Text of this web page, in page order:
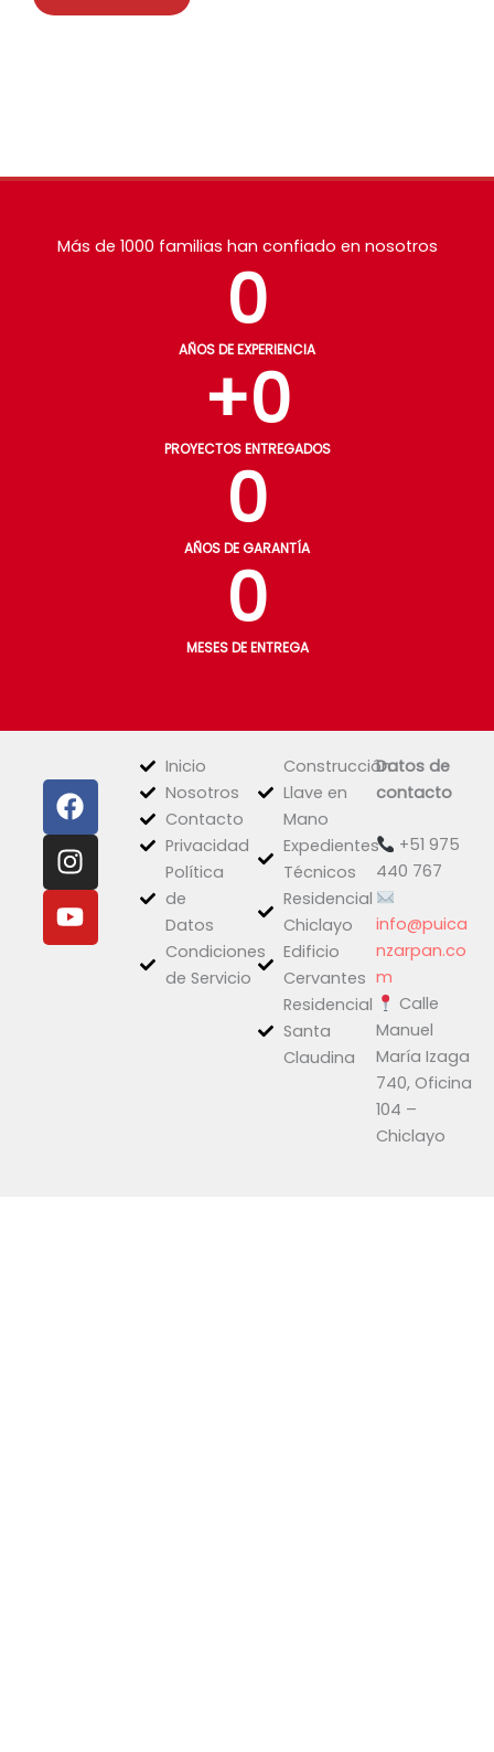
Más de 1000 familias han confiado en nosotros
AÑOS DE EXPERIENCIA
0
PROYECTOS ENTREGADOS
+0
AÑOS DE GARANTÍA
0
MESES DE ENTREGA
0
F
a
c
e
b
o
o
I
n
s
t
a
g
r
Y
o
u
t
u
b
e
Inicio
Nosotros
Contacto
Privacidad
Política
de
Datos
Condiciones
de Servicio
Construcción
Llave en
Mano
Expedientes
Técnicos
Residencial
Chiclayo
Edificio
Cervantes
Residencial
Santa
Claudina
Datos de
contacto
+51 975
440 767
info@puica
nzarpan.co
m
Calle
Manuel
María Izaga
740, Oficina
104 –
Chiclayo